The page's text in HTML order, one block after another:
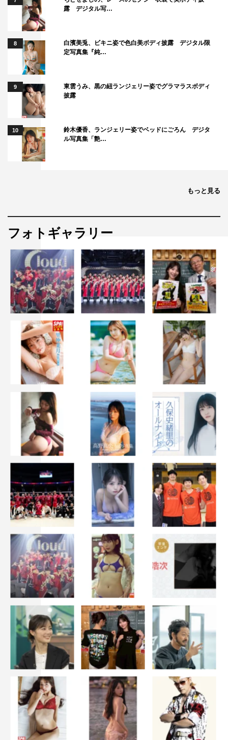
ハ!!!!!!!!』とか。あとはインド映画特集とか。僕が紹介した
いのは、そういうアクション（映画）で「こんなすごいア
クションあるんだ」みたいなもの。あとゾンビ映画はやり
たい。ゾンビ（映画）も、笑えるのから泣けるものまで、
何でもありますからね。『ショーン・オブ・ザ・デッド』
とか、『ゾンビランド』とか、割とコメディタッチで描い
ているのもあるし」
◆今後の意気込みについて
「最初の4回のゲストがこんなに楽しいと思わなかったの
で、このクオリティを落とさないで欲しい（笑）このゲス
トのレベルが続いたら毎回楽しいし、もっと話を聞きたい
しれないね。『おくりびと』を見たらおくりびとの人が来
とか見て、集英社の編集の人とかに来てもらって、話を聞
くとか。割と夢広がりますね」
©AbemaTV
AbemaTV
露 デジタル写…
8
白濱美兎、ビキニ姿で色白美ボディ披露 デジタル限
定写真集『純…
9
東雲うみ、黒の紐ランジェリー姿でグラマラスボディ
披露
10
鈴木優香、ランジェリー姿でベッドにごろん デジタ
ル写真集「艶…
もっと見る
フォトギャラリー